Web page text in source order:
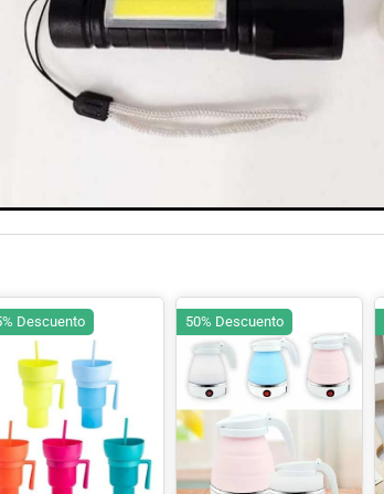
Descuento 50% Descuento